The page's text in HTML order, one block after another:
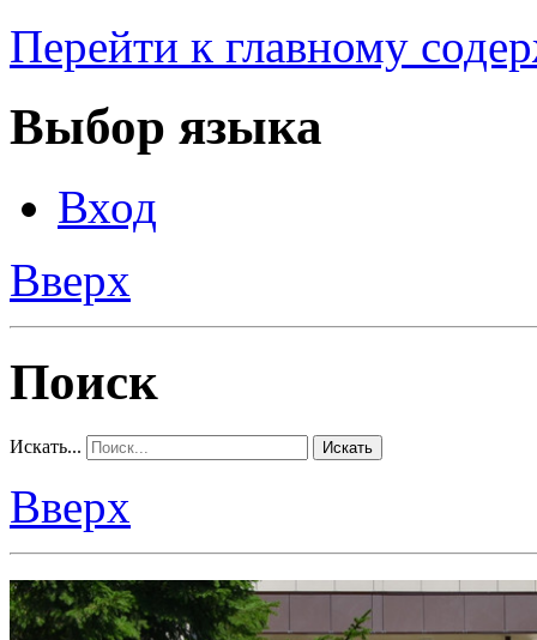
Перейти к главному
Выбор языка
Вход
Вверх
Поиск
Искать... Искать
Вверх